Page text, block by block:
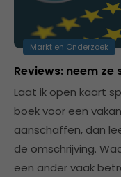
Markt en Onderzoek
Reviews: neem
Laat ik open kaart
boek voor een
aanschaffen, dan
de omschrijving.
een ander vaak